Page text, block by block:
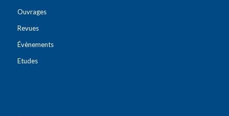
Ouvrages
Revues
Évènements
Etudes